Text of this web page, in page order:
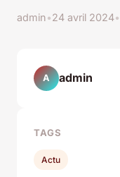
admin•24 avril 2024•
A admin
TAGS
Actu